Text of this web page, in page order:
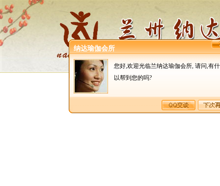
网站首页
纳达瑜伽会所
您好,欢迎光临兰纳达瑜伽会所, 请问,有
以帮到您的吗?